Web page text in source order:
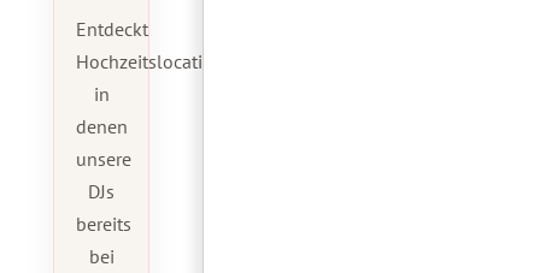
Entdeckt
Hochzeitslocations,
in
denen
unsere
DJs
bereits
bei